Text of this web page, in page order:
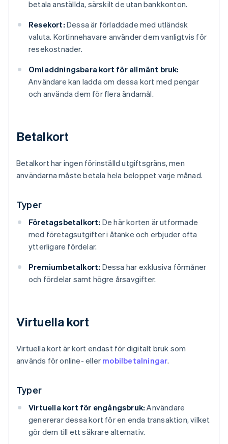
betala anställda, särskilt de utan bankkonton.
Resekort: Dessa är förladdade med utländsk
valuta. Kortinnehavare använder dem vanligtvis för
resekostnader.
Omladdningsbara kort för allmänt bruk:
Användare kan ladda om dessa kort med pengar
och använda dem för flera ändamål.
Betalkort
Betalkort har ingen förinställd utgiftsgräns, men
användarna måste betala hela beloppet varje månad.
Typer
Företagsbetalkort: De här korten är utformade
med företagsutgifter i åtanke och erbjuder ofta
ytterligare fördelar.
Premiumbetalkort: Dessa har exklusiva förmåner
och fördelar samt högre årsavgifter.
Virtuella kort
Virtuella kort är kort endast för digitalt bruk som
används för online- eller mobilbetalningar.
Typer
Virtuella kort för engångsbruk: Användare
genererar dessa kort för en enda transaktion, vilket
gör dem till ett säkrare alternativ.